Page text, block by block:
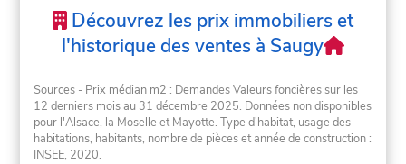
Découvrez les prix immobiliers et
l'historique des ventes à Saugy
Sources - Prix médian m2 : Demandes Valeurs foncières sur les
12 derniers mois au 31 décembre 2025. Données non disponibles
pour l'Alsace, la Moselle et Mayotte. Type d'habitat, usage des
habitations, habitants, nombre de pièces et année de construction :
INSEE, 2020.